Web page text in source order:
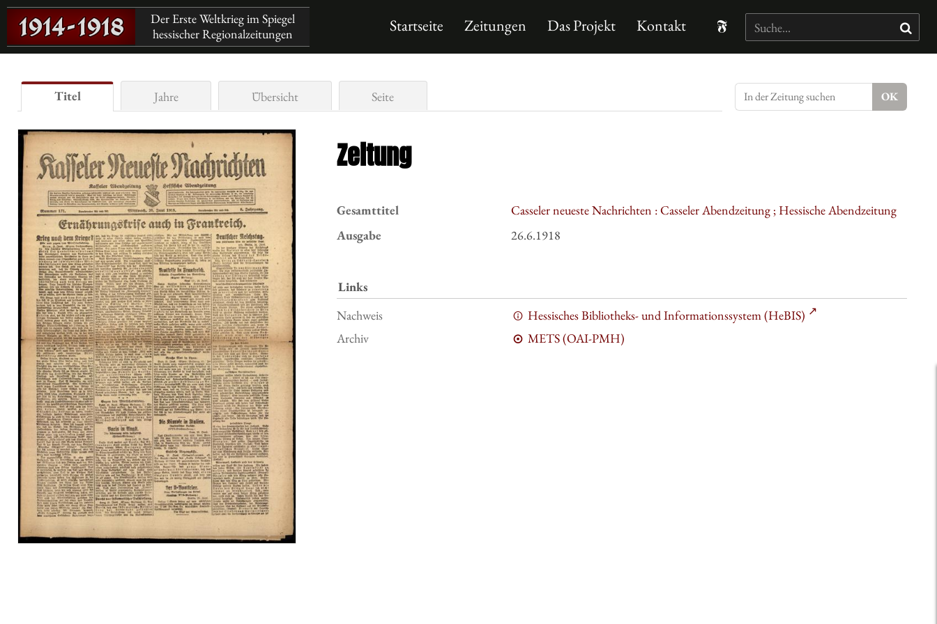
Der Erste Weltkrieg im Spiegel
hessischer Regionalzeitungen
Startseite Zeitungen Das Projekt Kontakt
Titel Jahre Übersicht Seite
Zeitung
Gesamttitel
Casseler neueste Nachrichten : Casseler Abendzeitung ; Hessische Abendzeitung
Ausgabe
26.6.1918
Links
Nachweis
Hessisches Bibliotheks- und Informationssystem (HeBIS)
Archiv
METS (OAI-PMH)